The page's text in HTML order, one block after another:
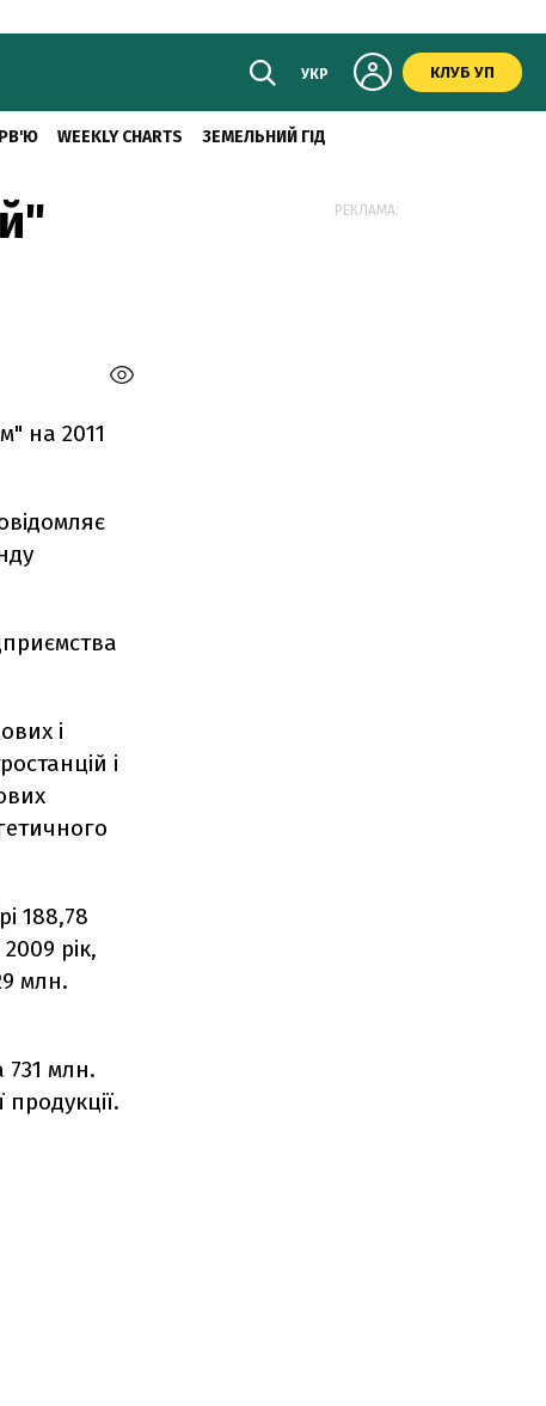
УКР КЛУБ УП
WEEKLY CHARTS ЗЕМЕЛЬНИЙ ГІД
на 2011
і
і
188,78
рік,
млн.
731 млн.
РЕКЛАМА: